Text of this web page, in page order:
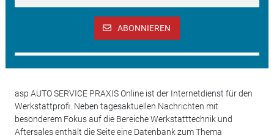
ABONNIEREN
asp AUTO SERVICE PRAXIS Online ist der Internetdienst für den
Werkstattprofi. Neben tagesaktuellen Nachrichten mit
besonderem Fokus auf die Bereiche Werkstatttechnik und
Aftersales enthält die Seite eine Datenbank zum Thema